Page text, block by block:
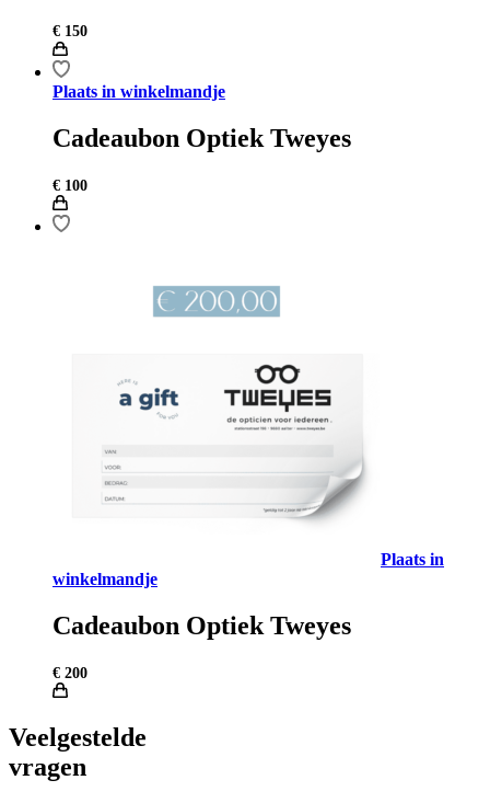
€ 150
Plaats in winkelmandje
Cadeaubon Optiek Tweyes
€ 100
Plaats in
winkelmandje
Cadeaubon Optiek Tweyes
€ 200
Veelgestelde
vragen